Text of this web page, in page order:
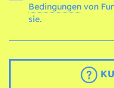
Bedingungen
sie.